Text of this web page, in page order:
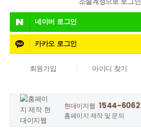
소셜계정으로 로그인
네이버 로그인
카카오 로그인
회원가입 아이디 찾기
현대이지웹 1544-6062
홈페이지 제작 및 문의